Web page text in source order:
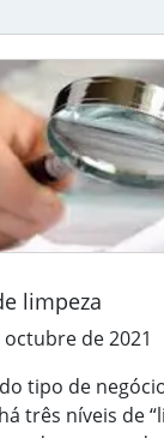
limpeza
de 2021
tipo de
três níveis de